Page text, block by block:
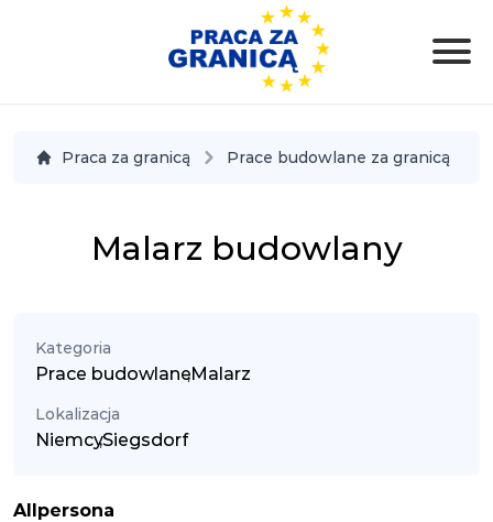
Praca za granicą Prace budowlane za granicą
Malarz budowlany
Kategoria
Prace budowlane,Malarz
Lokalizacja
Niemcy
,Siegsdorf
Allpersona